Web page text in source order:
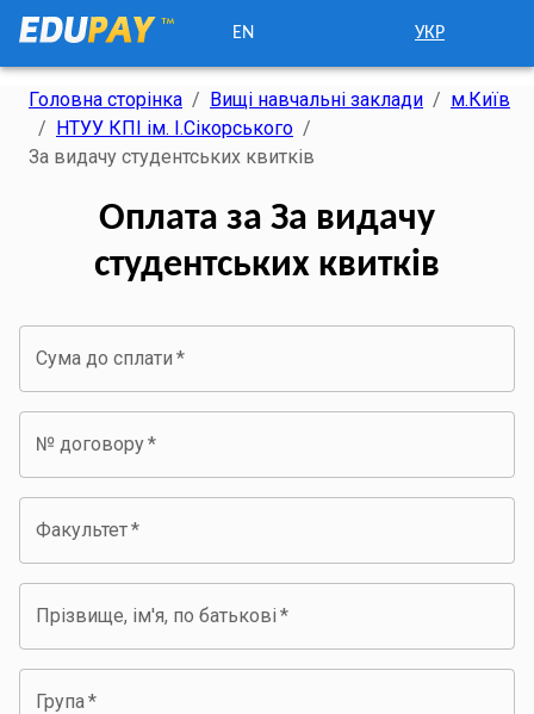
EN УКР
Головна сторінка / Вищі навчальні заклади / м.Київ
/ НТУУ КПІ ім. І.Сікорського /
За видачу студентських квитків
Оплата за За видачу
студентських квитків
Сума до сплати *
№ договору*
Факультет*
Прізвище, ім'я, по батькові *
Група*